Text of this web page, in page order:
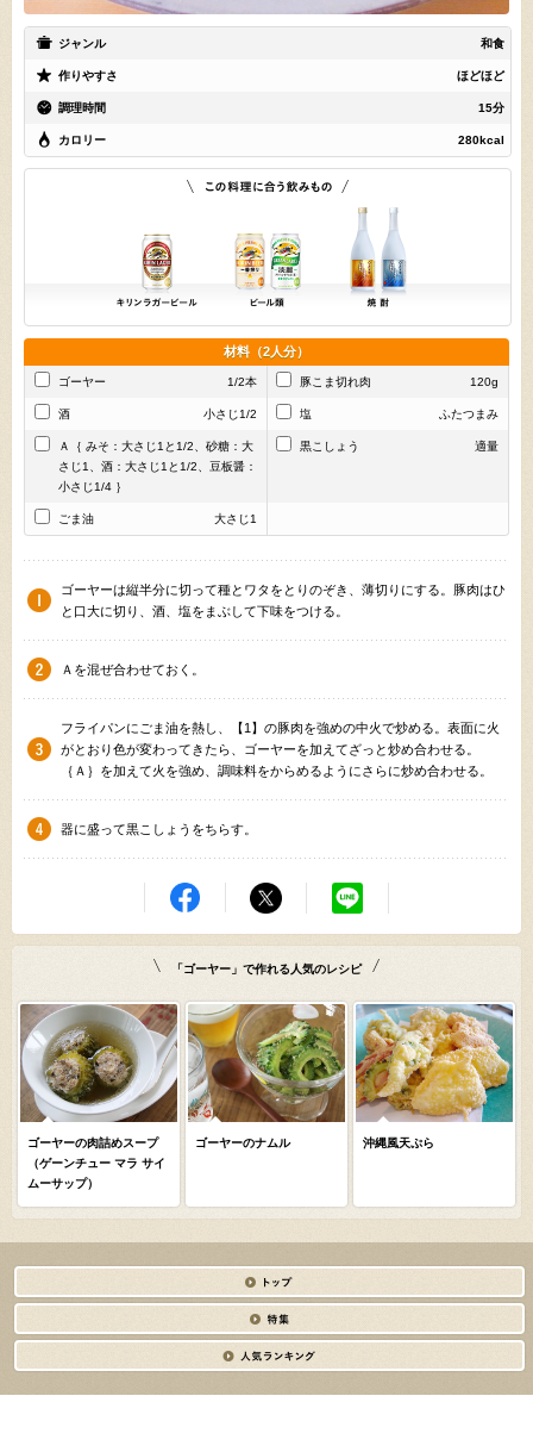
ジャンル 和食
作りやすさ ほどほど
調理時間 15分
カロリー 280kcal
材料（2人分）
ゴーヤー 1/2本 豚こま切れ肉 120g
酒 小さじ1/2 塩 ふたつまみ
Ａ｛ みそ：大さじ1と1/2、砂糖：大
さじ1、酒：大さじ1と1/2、豆板醤：
小さじ1/4 ｝
黒こしょう 適量
ごま油 大さじ1
ゴーヤーは縦半分に切って種とワタをとりのぞき、薄切りにする。豚肉はひ
と口大に切り、酒、塩をまぶして下味をつける。
Ａを混ぜ合わせておく。
フライパンにごま油を熱し、【1】の豚肉を強めの中火で炒める。表面に火
がとおり色が変わってきたら、ゴーヤーを加えてざっと炒め合わせる。
｛Ａ｝を加えて火を強め、調味料をからめるようにさらに炒め合わせる。
器に盛って黒こしょうをちらす。
「ゴーヤー」で作れる人気のレシピ
ゴーヤーの肉詰めスープ
（ゲーンチュー マラ サイ
ムーサップ）
ゴーヤーのナムル 沖縄風天ぷら